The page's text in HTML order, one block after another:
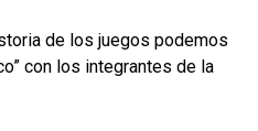
de los juegos podemos
con los integrantes de la